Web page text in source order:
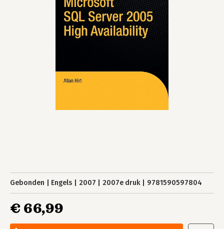
Gebonden Engels 2007 2007e druk 9781590597804
€ 66,99